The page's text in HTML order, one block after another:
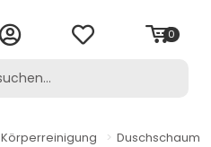
0
Körperreinigung > Duschschaum